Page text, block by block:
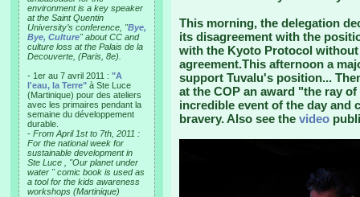
environment is a key speaker
at the Saint Quentin
University’s conference, "Bye,
Bye, Culture" about CC and
culture loss at the Palais de la
Decouverte, (Paris, 8e).
- 1er au 7 avril 2011 : "A
l'eau, la Terre" à Ste Luce
(Martinique) pour des ateliers
avec les primaires pendant la
semaine du développement
durable.
- From April 1st to 7th, 2011 :
For the national week for
sustainable development in
Ste Luce , "Our planet under
water " comic book is used as
a tool for the kids awareness
workshops (Martinique)
This morning, the delegation
its disagreement with the
with the Kyoto Protocol
agreement.This afternoon a
support Tuvalu's position...
at the COP an award "the ray
incredible event of the day and
bravery. Also see the video